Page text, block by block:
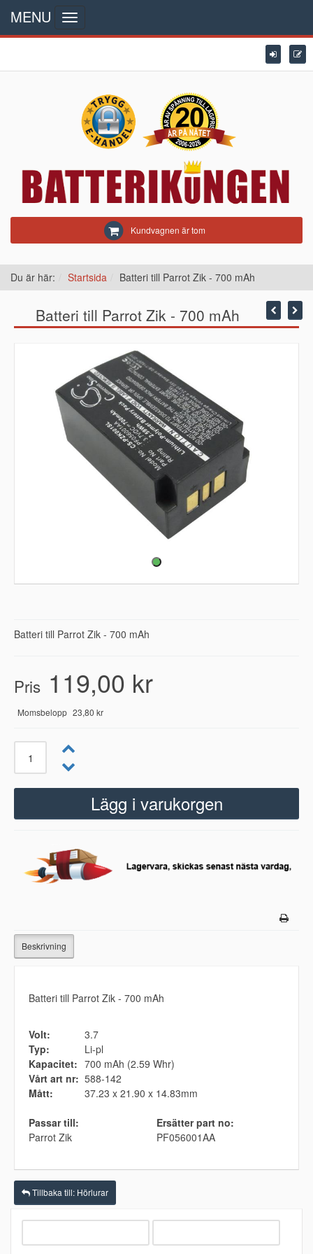
Kundvagnen är tom
MENU
Toggle
navigation
Du är här: Startsida Batteri till Parrot Zik - 700 mAh
Batteri till Parrot Zik - 700 mAh
Batteri till Parrot Zik - 700 mAh
Pris 119,00 kr
Momsbelopp 23,80 kr
Beskrivning
Batteri till Parrot Zik - 700 mAh
Volt:
3.7
Typ:
Li-pl
Kapacitet: 700 mAh (2.59 Whr)
Vårt art nr: 588-142
Mått:
37.23 x 21.90 x 14.83mm
Passar till:
Ersätter part no:
Parrot Zik
PF056001AA
Tillbaka till: Hörlurar